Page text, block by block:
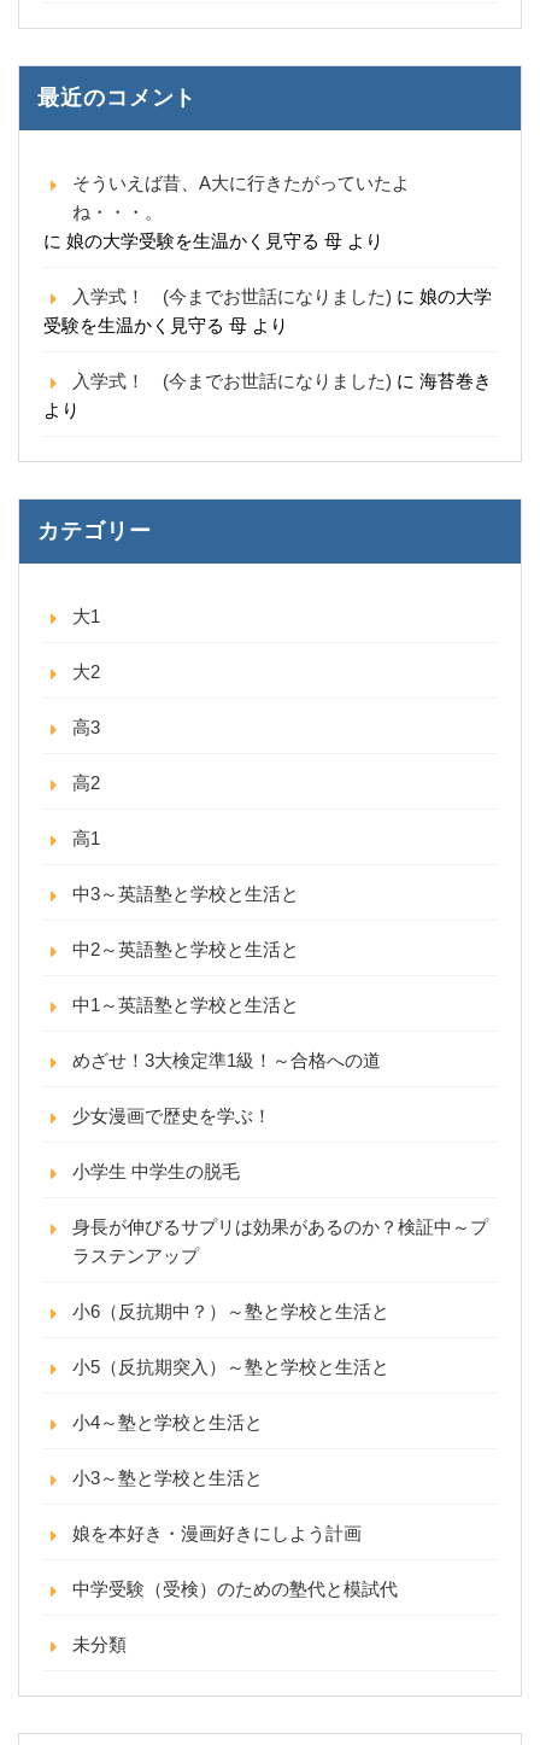
最近のコメント
そういえば昔、A大に行きたがっていたよ
ね・・・。
に 娘の大学受験を生温かく見守る 母 より
入学式！ (今までお世話になりました) に 娘の大学
受験を生温かく見守る 母 より
入学式！ (今までお世話になりました) に 海苔巻き
より
カテゴリー
大1
大2
高3
高2
高1
中3～英語塾と学校と生活と
中2～英語塾と学校と生活と
中1～英語塾と学校と生活と
めざせ！3大検定準1級！～合格への道
少女漫画で歴史を学ぶ！
小学生 中学生の脱毛
身長が伸びるサプリは効果があるのか？検証中～プ
ラステンアップ
小6（反抗期中？）～塾と学校と生活と
小5（反抗期突入）～塾と学校と生活と
小4～塾と学校と生活と
小3～塾と学校と生活と
娘を本好き・漫画好きにしよう計画
中学受験（受検）のための塾代と模試代
未分類